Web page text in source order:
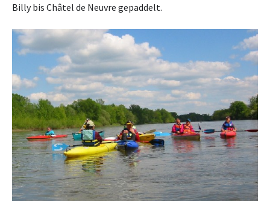
Billy bis Châtel de Neuvre gepaddelt.